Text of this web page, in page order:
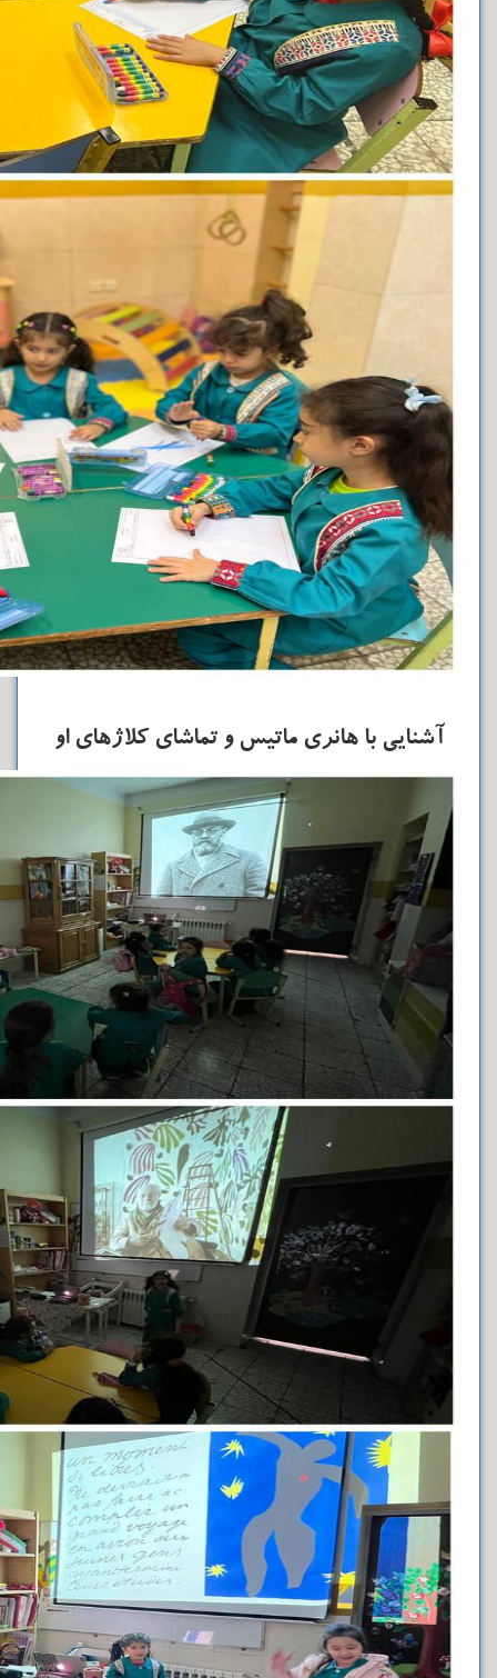
آشنایی با هانری ماتیس و تماشای کلاژهای او